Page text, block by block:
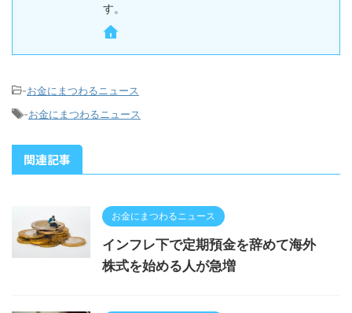
す。
-お金にまつわるニュース
-お金にまつわるニュース
関連記事
お金にまつわるニュース
インフレ下で定期預金を辞めて海外
株式を始める人が急増